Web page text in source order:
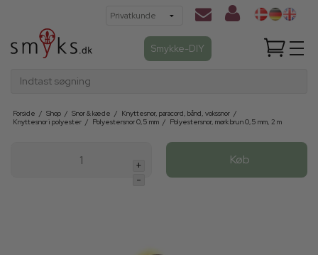
Smykke-DIY
Indtast søgning
Forside / Shop / Snor & kæde / Knyttesnor, paracord, bånd, vokssnor /
Knyttesnor i polyester / Polyestersnor 0,5 mm / Polyestersnor, mørk brun 0,5 mm, 2 m
+
-
Køb